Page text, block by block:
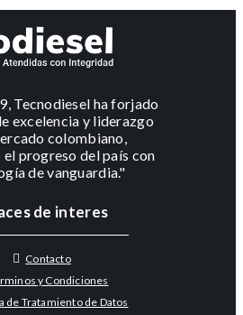
Tecnodiesel ha forjado
excelencia y liderazgo
colombiano,
el progreso del país con
de vanguardia."
de interes
Contacto
y Condiciones
de Tratamiento de Datos